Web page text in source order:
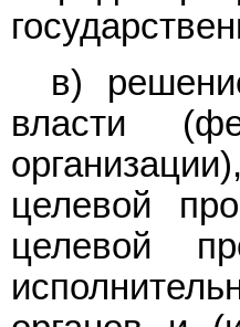
в)
власти
целевой
целевой